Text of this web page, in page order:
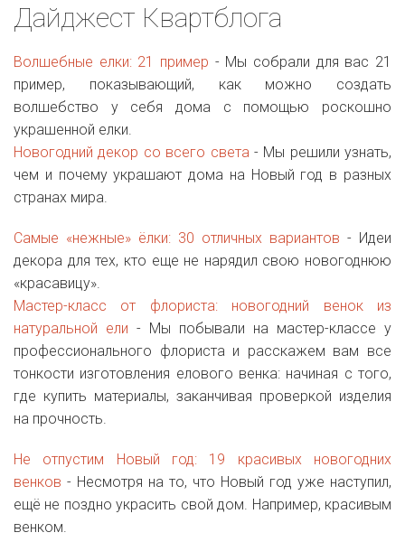
Дайджест Квартблога
Волшебные елки: 21 пример - Мы собрали для вас 21
пример, показывающий, как можно создать
волшебство у себя дома с помощью роскошно
украшенной елки.
Новогодний декор со всего света - Мы решили узнать,
чем и почему украшают дома на Новый год в разных
странах мира.
Самые «нежные» ёлки: 30 отличных вариантов - Идеи
декора для тех, кто еще не нарядил свою новогоднюю
«красавицу».
Мастер-класс от флориста: новогодний венок из
натуральной ели - Мы побывали на мастер-классе у
профессионального флориста и расскажем вам все
тонкости изготовления елового венка: начиная с того,
где купить материалы, заканчивая проверкой изделия
на прочность.
Не отпустим Новый год: 19 красивых новогодних
венков - Несмотря на то, что Новый год уже наступил,
ещё не поздно украсить свой дом. Например, красивым
венком.